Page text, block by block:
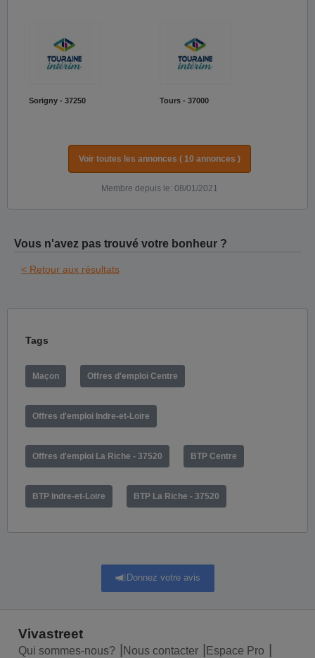
Sorigny - 37250 Tours - 37000
Voir toutes les annonces ( 10 annonces )
Membre depuis le: 08/01/2021
Vous n'avez pas trouvé votre bonheur ?
< Retour aux résultats
Tags
Maçon Offres d'emploi Centre
Offres d'emploi Indre-et-Loire
Offres d'emploi La Riche - 37520 BTP Centre
BTP Indre-et-Loire BTP La Riche - 37520
Donnez votre avis
Vivastreet
Qui sommes-nous? Nous contacter Espace Pro